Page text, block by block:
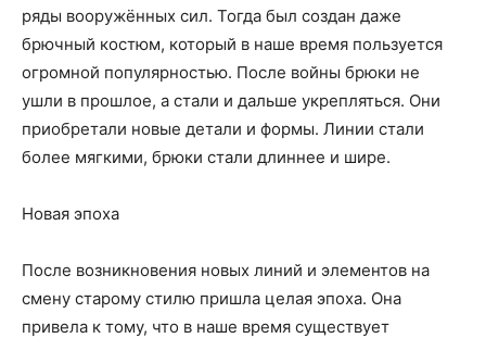
ряды вооружённых сил. Тогда был создан даже
брючный костюм, который в наше время пользуется
огромной популярностью. После войны брюки не
ушли в прошлое, а стали и дальше укрепляться. Они
приобретали новые детали и формы. Линии стали
более мягкими, брюки стали длиннее и шире.
Новая эпоха
После возникновения новых линий и элементов на
смену старому стилю пришла целая эпоха. Она
привела к тому, что в наше время существует